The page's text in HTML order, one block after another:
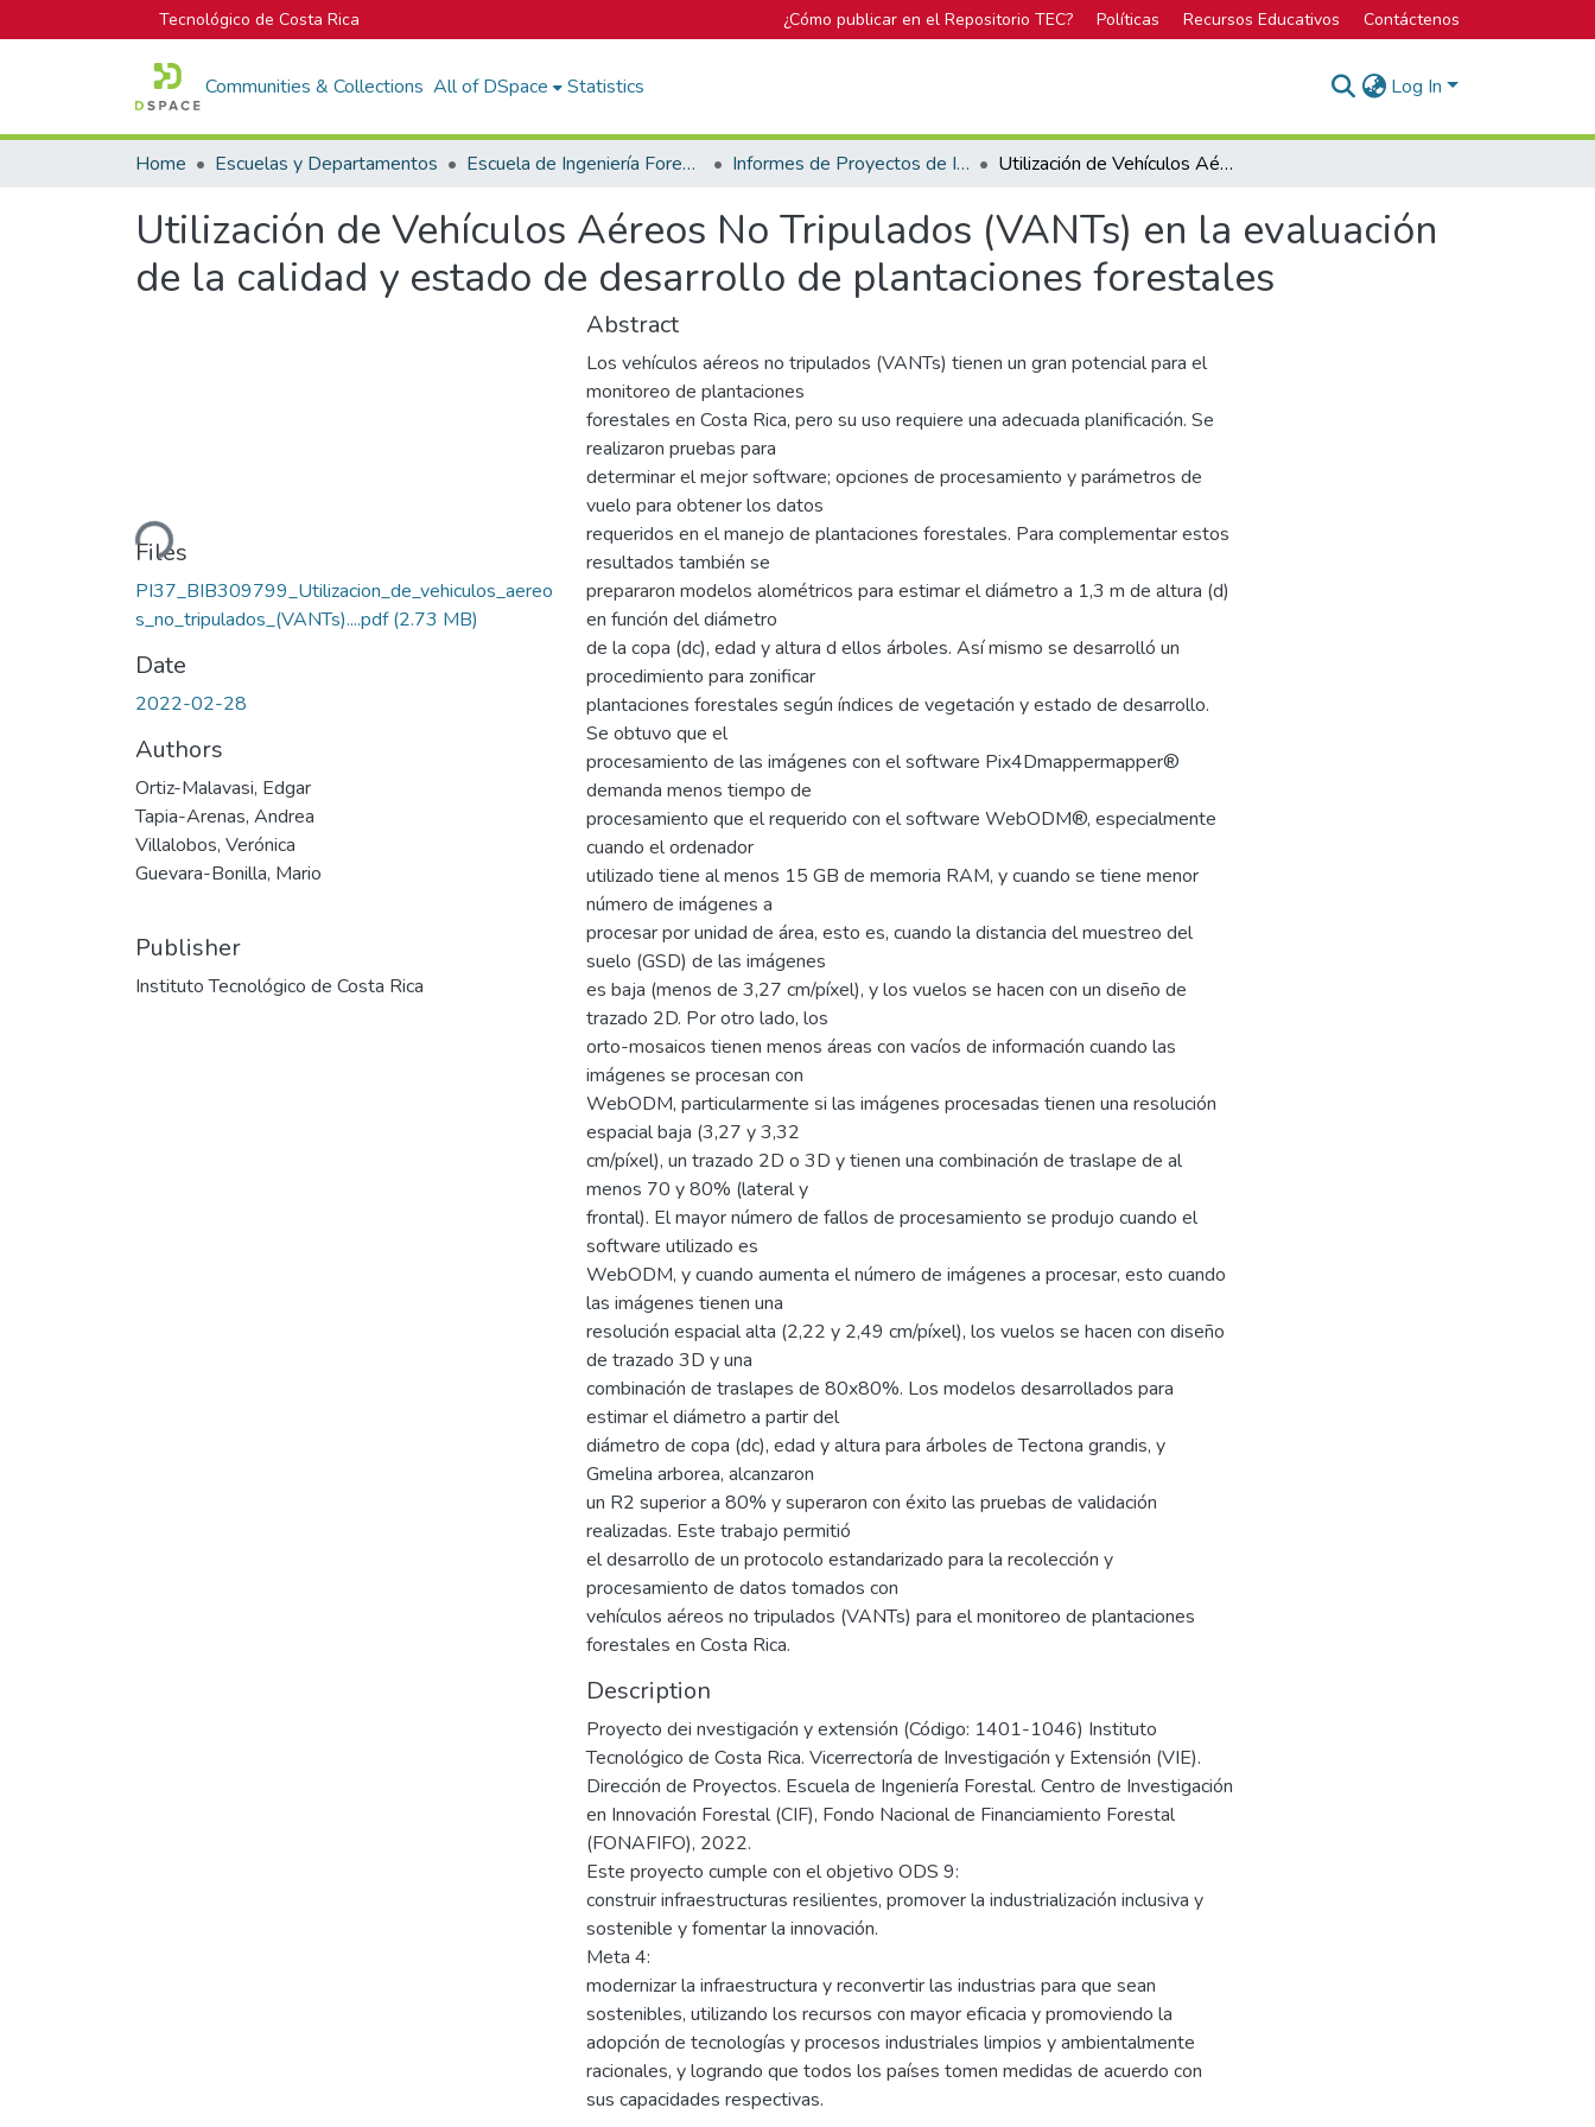
Tecnológico de Costa Rica ¿Cómo publicar en el Repositorio TEC? Políticas Recursos Educativos Contáctenos
Communities & Collections All of DSpace Statistics Log In
Home Escuelas y Departamentos Escuela de Ingeniería Forestal Informes de Proyectos de Investigación Utilización de Vehículos Aéreos No Tripulados (VANTs) en la evaluación de la calidad y estado de desarrollo de plantaciones forestales
Utilización de Vehículos Aéreos No Tripulados (VANTs) en la evaluación
de la calidad y estado de desarrollo de plantaciones forestales
Loading...
Files
PI37_BIB309799_Utilizacion_de_vehiculos_aereo
s_no_tripulados_(VANTs)....pdf(2.73 MB)
Date
2022-02-28
Authors
Ortiz-Malavasi, Edgar
Tapia-Arenas, Andrea
Villalobos, Verónica
Guevara-Bonilla, Mario
Publisher
Instituto Tecnológico de Costa Rica
Abstract
Los vehículos aéreos no tripulados (VANTs) tienen un gran potencial para el
monitoreo de plantaciones
forestales en Costa Rica, pero su uso requiere una adecuada planificación. Se
realizaron pruebas para
determinar el mejor software; opciones de procesamiento y parámetros de
vuelo para obtener los datos
requeridos en el manejo de plantaciones forestales. Para complementar estos
resultados también se
prepararon modelos alométricos para estimar el diámetro a 1,3 m de altura (d)
en función del diámetro
de la copa (dc), edad y altura d ellos árboles. Así mismo se desarrolló un
procedimiento para zonificar
plantaciones forestales según índices de vegetación y estado de desarrollo.
Se obtuvo que el
procesamiento de las imágenes con el software Pix4Dmappermapper®
demanda menos tiempo de
procesamiento que el requerido con el software WebODM®, especialmente
cuando el ordenador
utilizado tiene al menos 15 GB de memoria RAM, y cuando se tiene menor
número de imágenes a
procesar por unidad de área, esto es, cuando la distancia del muestreo del
suelo (GSD) de las imágenes
es baja (menos de 3,27 cm/píxel), y los vuelos se hacen con un diseño de
trazado 2D. Por otro lado, los
orto-mosaicos tienen menos áreas con vacíos de información cuando las
imágenes se procesan con
WebODM, particularmente si las imágenes procesadas tienen una resolución
espacial baja (3,27 y 3,32
cm/píxel), un trazado 2D o 3D y tienen una combinación de traslape de al
menos 70 y 80% (lateral y
frontal). El mayor número de fallos de procesamiento se produjo cuando el
software utilizado es
WebODM, y cuando aumenta el número de imágenes a procesar, esto cuando
las imágenes tienen una
resolución espacial alta (2,22 y 2,49 cm/píxel), los vuelos se hacen con diseño
de trazado 3D y una
combinación de traslapes de 80x80%. Los modelos desarrollados para
estimar el diámetro a partir del
diámetro de copa (dc), edad y altura para árboles de Tectona grandis, y
Gmelina arborea, alcanzaron
un R2 superior a 80% y superaron con éxito las pruebas de validación
realizadas. Este trabajo permitió
el desarrollo de un protocolo estandarizado para la recolección y
procesamiento de datos tomados con
vehículos aéreos no tripulados (VANTs) para el monitoreo de plantaciones
forestales en Costa Rica.
Description
Proyecto dei nvestigación y extensión (Código: 1401-1046) Instituto
Tecnológico de Costa Rica. Vicerrectoría de Investigación y Extensión (VIE).
Dirección de Proyectos. Escuela de Ingeniería Forestal. Centro de Investigación
en Innovación Forestal (CIF), Fondo Nacional de Financiamiento Forestal
(FONAFIFO), 2022.
Este proyecto cumple con el objetivo ODS 9:
construir infraestructuras resilientes, promover la industrialización inclusiva y
sostenible y fomentar la innovación.
Meta 4:
modernizar la infraestructura y reconvertir las industrias para que sean
sostenibles, utilizando los recursos con mayor eficacia y promoviendo la
adopción de tecnologías y procesos industriales limpios y ambientalmente
racionales, y logrando que todos los países tomen medidas de acuerdo con
sus capacidades respectivas.